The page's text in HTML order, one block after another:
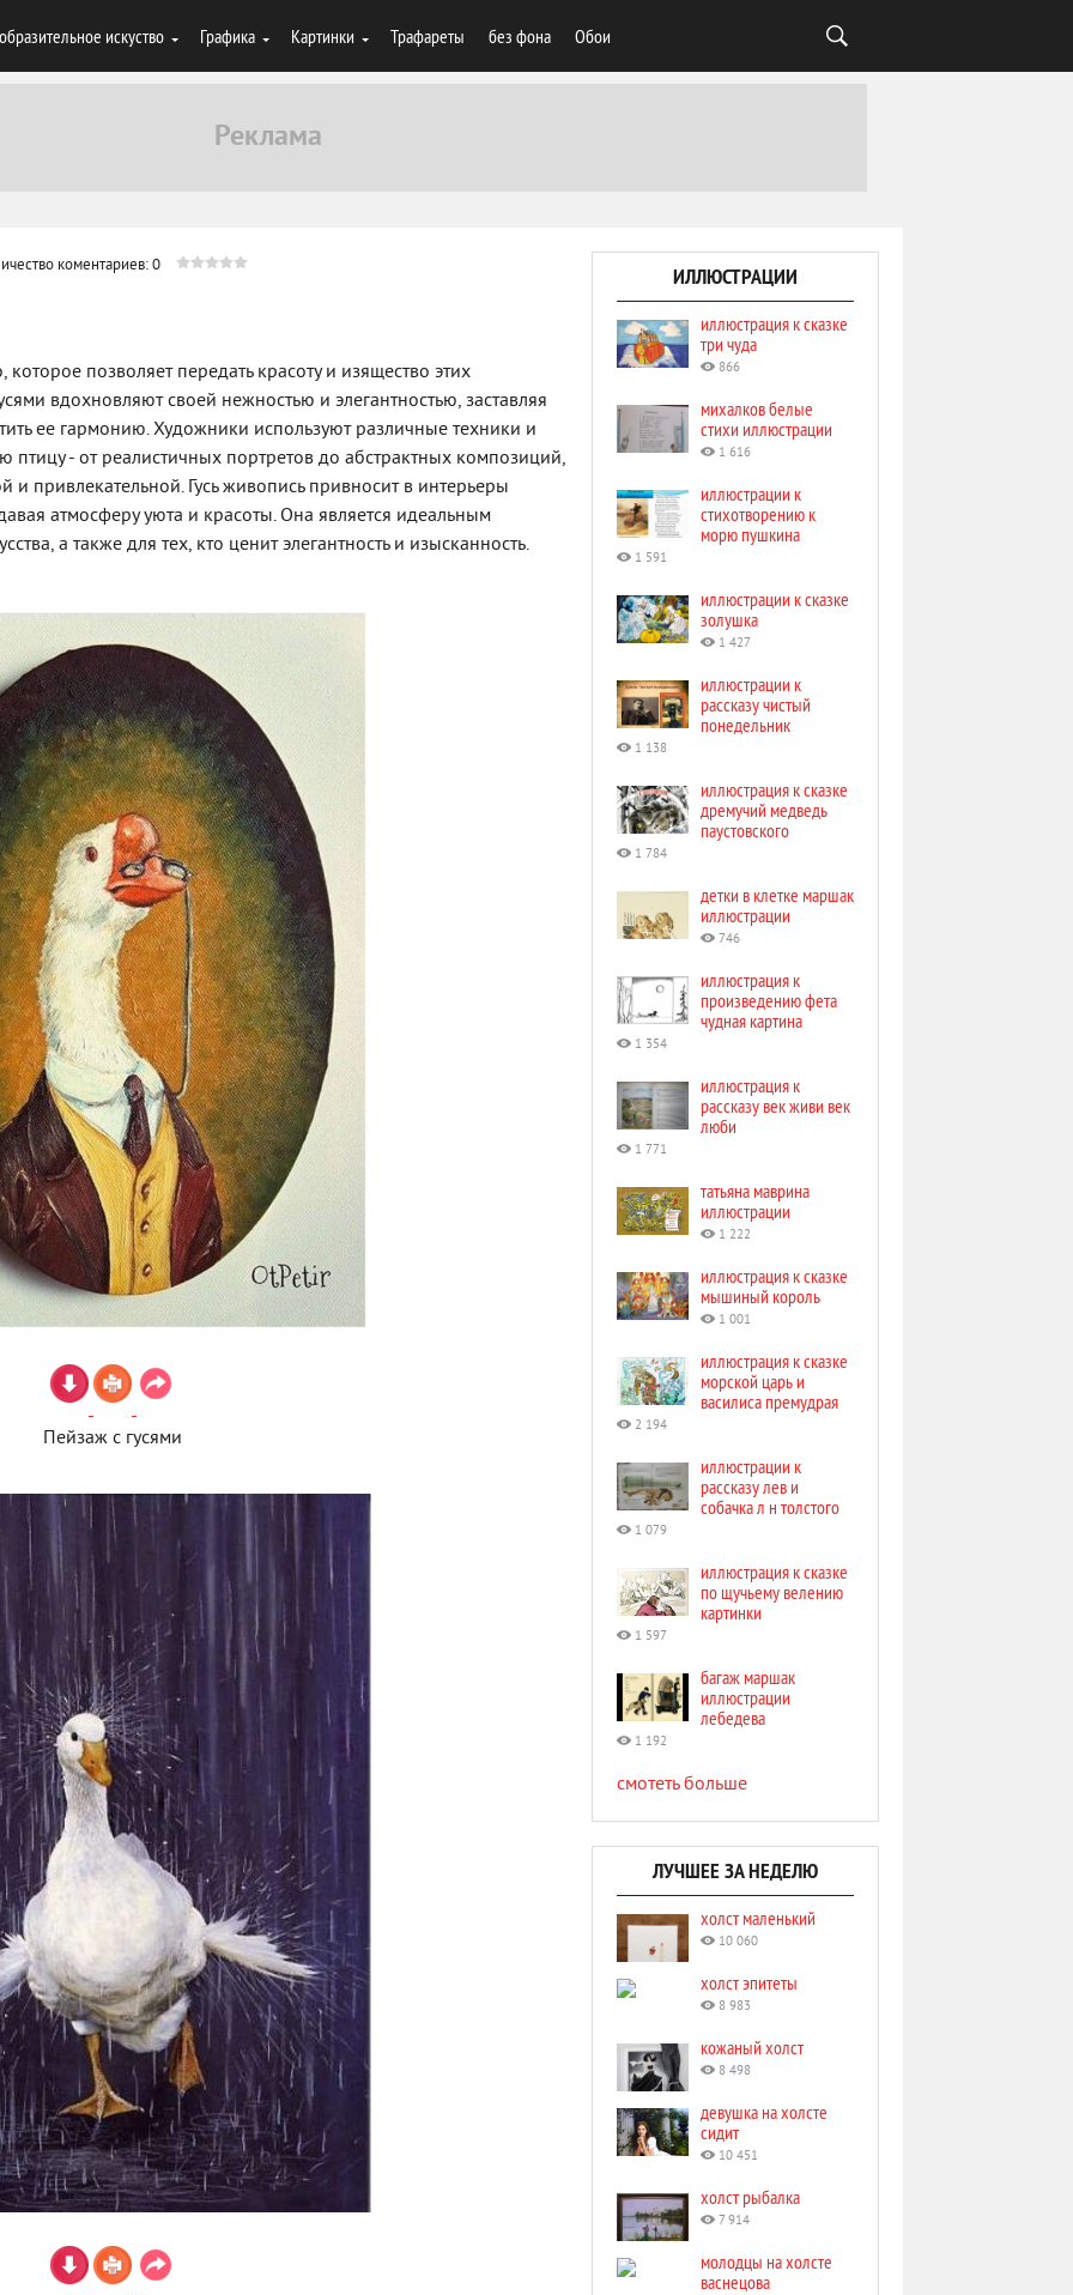
искуство Графика Картинки Трафареты без фона Обои
коментариев: 0
которое позволяет передать красоту и изящество этих
вдохновляют своей нежностью и элегантностью, заставляя
ее гармонию. Художники используют различные техники и
птицу - от реалистичных портретов до абстрактных композиций,
и привлекательной. Гусь живопись привносит в интерьеры
атмосферу уюта и красоты. Она является идеальным
а также для тех, кто ценит элегантность и изысканность.
Пейзаж с гусями
ИЛЛЮСТРАЦИИ
иллюстрация к сказке
три чуда
866
михалков белые
стихи иллюстрации
1 616
иллюстрации к
стихотворению к
морю пушкина
1 591
иллюстрации к сказке
золушка
1 427
иллюстрации к
рассказу чистый
понедельник
1 138
иллюстрация к сказке
дремучий медведь
паустовского
1 784
детки в клетке маршак
иллюстрации
746
иллюстрация к
произведению фета
чудная картина
1 354
иллюстрация к
рассказу век живи век
люби
1 771
татьяна маврина
иллюстрации
1 222
иллюстрация к сказке
мышиный король
1 001
иллюстрация к сказке
морской царь и
василиса премудрая
2 194
иллюстрации к
рассказу лев и
собачка л н толстого
1 079
иллюстрация к сказке
по щучьему велению
картинки
1 597
багаж маршак
иллюстрации
лебедева
1 192
смотеть больше
ЛУЧШЕЕ ЗА НЕДЕЛЮ
холст маленький
10 060
холст эпитеты
8 983
кожаный холст
8 498
девушка на холсте
сидит
10 451
холст рыбалка
7 914
молодцы на холсте
васнецова